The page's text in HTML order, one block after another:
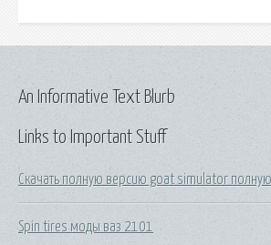
Links to Important Stuff
Скачать полную версию goat simulator
Spin tires моды ваз 2101
An Informative Text Blurb